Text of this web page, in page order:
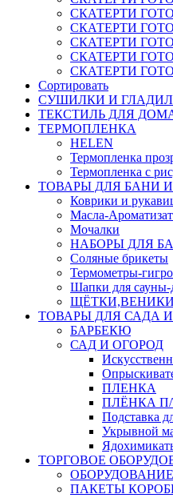
СКАТЕРТИ
СКАТЕРТИ
СКАТЕРТИ
СКАТЕРТИ
СКАТЕРТИ
Сортировать
СУШИЛКИ И
ТЕКСТИЛЬ ДЛЯ
ТЕРМОПЛЕНКА
HELEN
Термопленка
Термопленка с
ТОВАРЫ ДЛЯ БАНИ
Коврики и
Масла-
Мочалки
НАБОРЫ ДЛЯ
Соляные брикеты
Термометры-
Шапки для сауны-
ТОВАРЫ ДЛЯ САДА
БАРБЕКЮ
САД И ОГОРОД
ПЛЕНКА
ПЛЁНКА
Подставка
Укрывной
ТОРГОВОЕ
ОБОРУДОВАНИЕ
ПАКЕТЫ